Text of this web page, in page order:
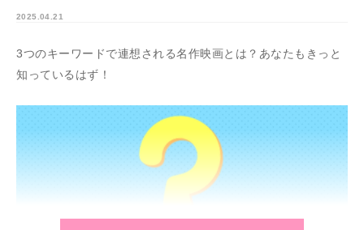
2025.04.21
3つのキーワードで連想される名作映画とは？あなたもきっと
知っているはず！